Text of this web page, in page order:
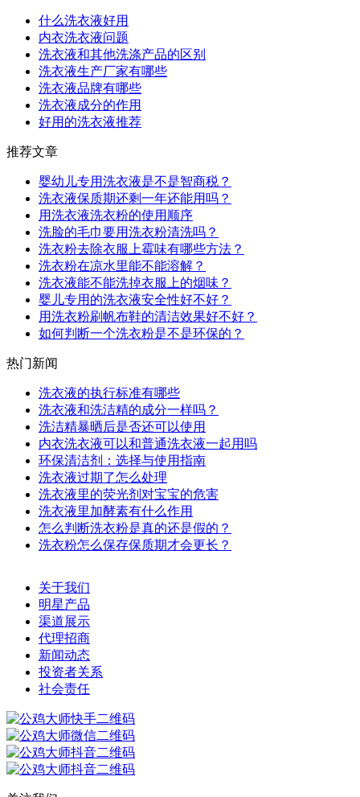
什么洗衣液好用
内衣洗衣液问题
洗衣液和其他洗涤产品的区别
洗衣液生产厂家有哪些
洗衣液品牌有哪些
洗衣液成分的作用
好用的洗衣液推荐
推荐文章
婴幼儿专用洗衣液是不是智商税？
洗衣液保质期还剩一年还能用吗？
用洗衣液洗衣粉的使用顺序
洗脸的毛巾要用洗衣粉清洗吗？
洗衣粉去除衣服上霉味有哪些方法？
洗衣粉在凉水里能不能溶解？
洗衣液能不能洗掉衣服上的烟味？
婴儿专用的洗衣液安全性好不好？
用洗衣粉刷帆布鞋的清洁效果好不好？
如何判断一个洗衣粉是不是环保的？
热门新闻
洗衣液的执行标准有哪些
洗衣液和洗洁精的成分一样吗？
洗洁精暴晒后是否还可以使用
内衣洗衣液可以和普通洗衣液一起用吗
环保清洁剂：选择与使用指南
洗衣液过期了怎么处理
洗衣液里的荧光剂对宝宝的危害
洗衣液里加酵素有什么作用
怎么判断洗衣粉是真的还是假的？
洗衣粉怎么保存保质期才会更长？
关于我们
明星产品
渠道展示
代理招商
新闻动态
投资者关系
社会责任